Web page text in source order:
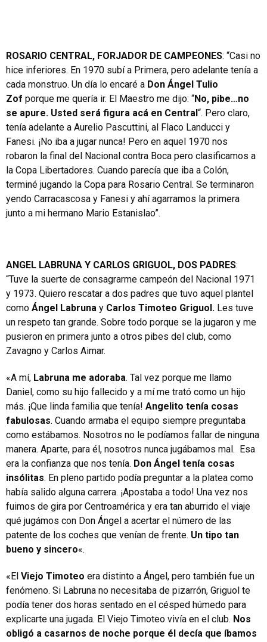
ROSARIO CENTRAL, FORJADOR DE CAMPEONES: “Casi no
hice inferiores. En 1970 subí a Primera, pero adelante tenía a
cada monstruo. Un día lo encaré a Don Ángel Tulio
Zof porque me quería ir. El Maestro me dijo: “No, pibe…no
se apure. Usted será figura acá en Central“. Pero claro,
tenía adelante a Aurelio Pascuttini, al Flaco Landucci y
Fanesi. ¡No iba a jugar nunca! Pero en aquel 1970 nos
robaron la final del Nacional contra Boca pero clasificamos a
la Copa Libertadores. Cuando parecía que iba a Colón,
terminé jugando la Copa para Rosario Central. Se terminaron
yendo Carracascosa y Fanesi y ahí agarramos la primera
junto a mi hermano Mario Estanislao”.
ANGEL LABRUNA Y CARLOS GRIGUOL, DOS PADRES:
“Tuve la suerte de consagrarme campeón del Nacional 1971
y 1973. Quiero rescatar a dos padres que tuvo aquel plantel
como Ángel Labruna y Carlos Timoteo Griguol. Les tuve
un respeto tan grande. Sobre todo porque se la jugaron y me
pusieron en primera junto a otros pibes del club, como
Zavagno y Carlos Aimar.
«A mí, Labruna me adoraba. Tal vez porque me llamo
Daniel, como su hijo fallecido y a mí me trató como un hijo
más. ¡Que linda familia que tenía! Angelito tenía cosas
fabulosas. Cuando armaba el equipo siempre preguntaba
como estábamos. Nosotros no le podíamos fallar de ninguna
manera. Aparte, para él, nosotros nunca jugábamos mal. Esa
era la confianza que nos tenía. Don Ángel tenía cosas
insólitas. En pleno partido podía preguntar a la platea como
había salido alguna carrera. ¡Apostaba a todo! Una vez nos
fuimos de gira por Centroamérica y era tan aburrido el viaje
qué jugámos con Don Ángel a acertar el número de las
patente de los coches que venían de frente. Un tipo tan
bueno y sincero«.
«El Viejo Timoteo era distinto a Ángel, pero también fue un
fenómeno. Si Labruna no necesitaba de pizarrón, Griguol te
podía tener dos horas sentado en el césped húmedo para
explicarte una jugada. El Viejo Timoteo vivía en el club. Nos
obligó a casarnos de noche porque él decía que íbamos